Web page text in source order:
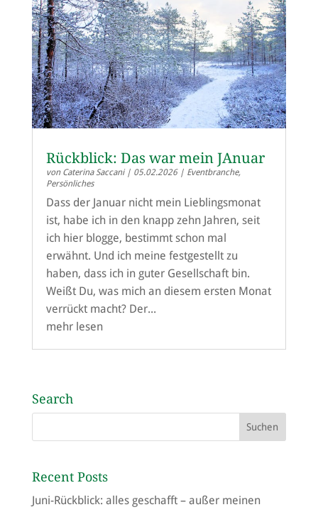
Rückblick: Das war mein JAnuar
von Caterina Saccani| 05.02.2026| Eventbranche,
Persönliches
Dass der Januar nicht mein Lieblingsmonat
ist, habe ich in den knapp zehn Jahren, seit
ich hier blogge, bestimmt schon mal
erwähnt. Und ich meine festgestellt zu
haben, dass ich in guter Gesellschaft bin.
Weißt Du, was mich an diesem ersten Monat
verrückt macht? Der...
mehr lesen
Search
Recent Posts
Juni-Rückblick: alles geschafft – außer meinen